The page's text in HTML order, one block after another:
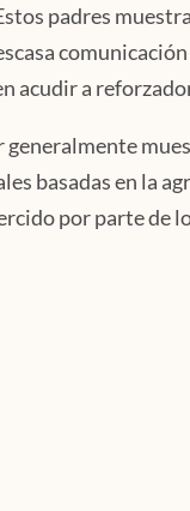
padres
acudir a
generalmente
basadas en la
por parte de